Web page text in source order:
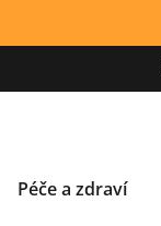
Péče a zdraví